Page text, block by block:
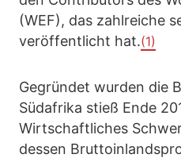
(WEF), das zahlreiche
veröffentlicht hat.(1)
Gegründet wurden die
Südafrika stieß Ende
Wirtschaftliches
dessen